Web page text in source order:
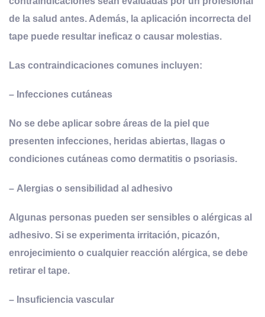
de la salud antes. Además, la aplicación incorrecta del
tape puede resultar ineficaz o causar molestias.
Las contraindicaciones comunes incluyen:
– Infecciones cutáneas
No se debe aplicar sobre áreas de la piel que
presenten infecciones, heridas abiertas, llagas o
condiciones cutáneas como dermatitis o psoriasis.
– Alergias o sensibilidad al adhesivo
Algunas personas pueden ser sensibles o alérgicas al
adhesivo. Si se experimenta irritación, picazón,
enrojecimiento o cualquier reacción alérgica, se debe
retirar el tape.
– Insuficiencia vascular